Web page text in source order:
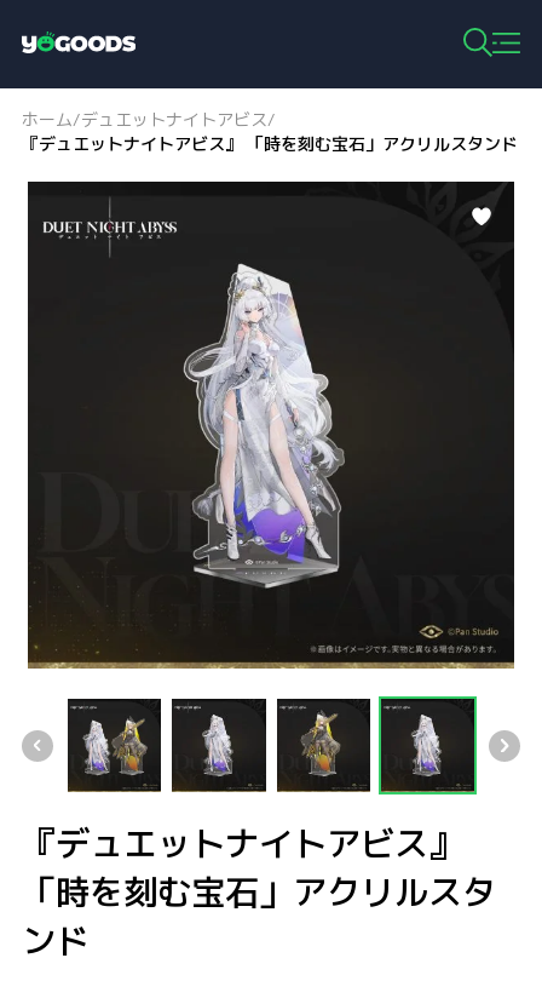
o
g
o
ホーム/デュエットナイトアビス/
『デュエットナイトアビス』 「時を刻む宝石」アクリルスタンド
『デュエットナイトアビス』
「時を刻む宝石」アクリルスタ
ンド